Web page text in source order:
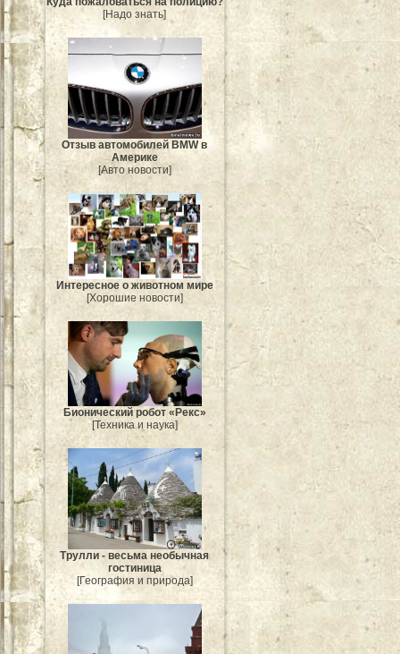
[Надо знать]
Отзыв автомобилей BMW в
Америке
[Авто новости]
Интересное о животном мире
[Хорошие новости]
Бионический робот «Рекс»
[Техника и наука]
Трулли - весьма необычная
гостиница
[География и природа]